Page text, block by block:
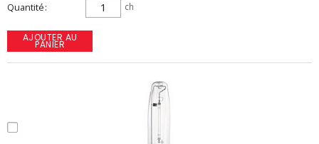
Quantité ch
AJOUTER AU
PANIER